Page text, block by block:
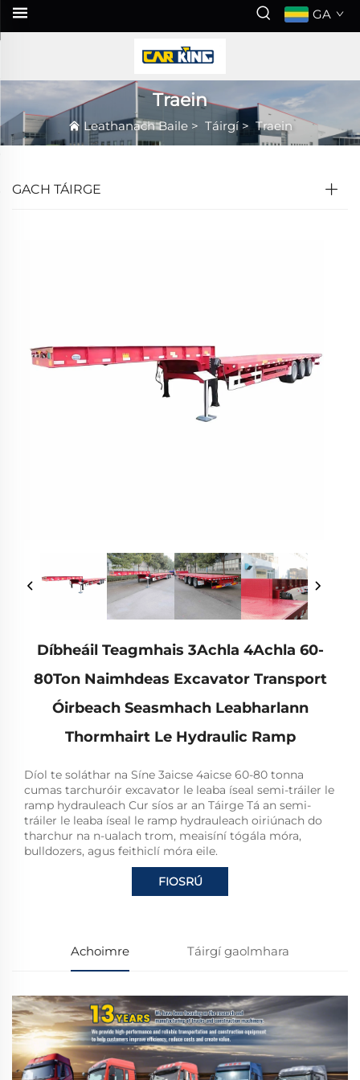
GA
Traein
Leathanach Baile> Táirgí> Traein
GACH TÁIRGE
Díbheáil Teagmhais 3Achla 4Achla 60-
80Ton Naimhdeas Excavator Transport
Óirbeach Seasmhach Leabharlann
Thormhairt Le Hydraulic Ramp
Díol te soláthar na Síne 3aicse 4aicse 60-80 tonna
cumas tarchuróir excavator le leaba íseal semi-tráiler le
ramp hydrauleach Cur síos ar an Táirge Tá an semi-
tráiler le leaba íseal le ramp hydrauleach oiriúnach do
tharchur na n-ualach trom, meaisíní tógála móra,
bulldozers, agus feithiclí móra eile.
FIOSRÚ
Achoimre Táirgí gaolmhara